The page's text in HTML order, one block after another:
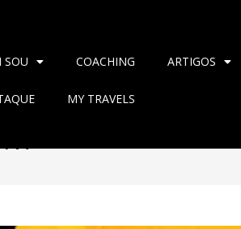
SOU COACHING ARTIGOS
MY TRAVELS